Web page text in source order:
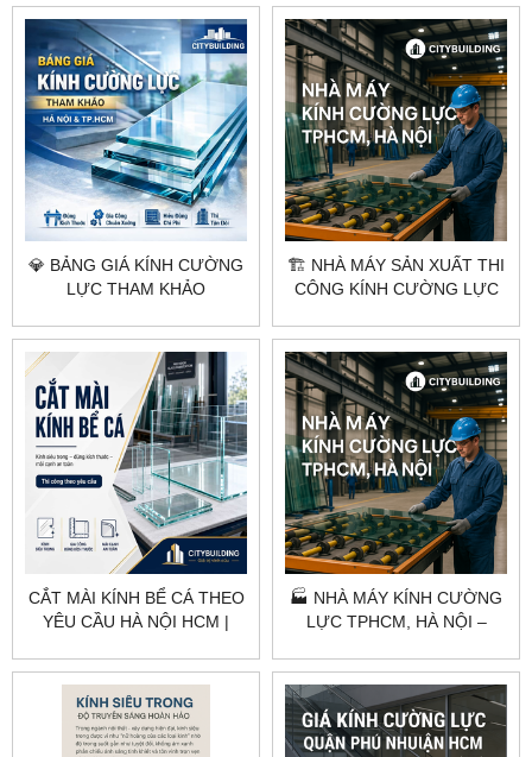
💎 BẢNG GIÁ KÍNH CƯỜNG
LỰC THAM KHẢO
TP.HCM
🏗️ NHÀ MÁY SẢN XUẤT THI
CÔNG KÍNH CƯỜNG LỰC
CITYBUILDING
CẮT MÀI KÍNH BỂ CÁ THEO
YÊU CẦU HÀ NỘI HCM |
🏭 NHÀ MÁY KÍNH CƯỜNG
LỰC TPHCM, HÀ NỘI –